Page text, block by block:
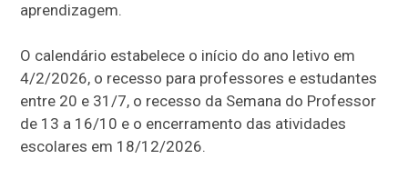
aprendizagem.
O calendário estabelece o início do ano letivo em
4/2/2026, o recesso para professores e estudantes
entre 20 e 31/7, o recesso da Semana do Professor
de 13 a 16/10 e o encerramento das atividades
escolares em 18/12/2026.